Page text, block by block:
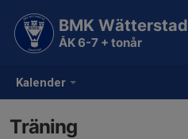
Kalender
BMK Wätterstad
ÅK 6-7 + tonår
Träning